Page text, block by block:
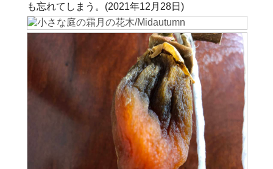
も忘れてしまう。(2021年12月28日)